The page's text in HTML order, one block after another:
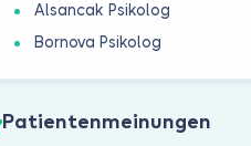
Alsancak Psikolog
Bornova Psikolog
Patientenmeinungen